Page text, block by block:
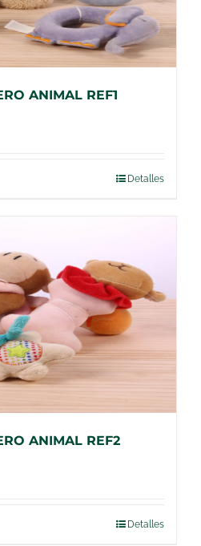
ANIMAL REF1
Detalles
ANIMAL REF2
Detalles